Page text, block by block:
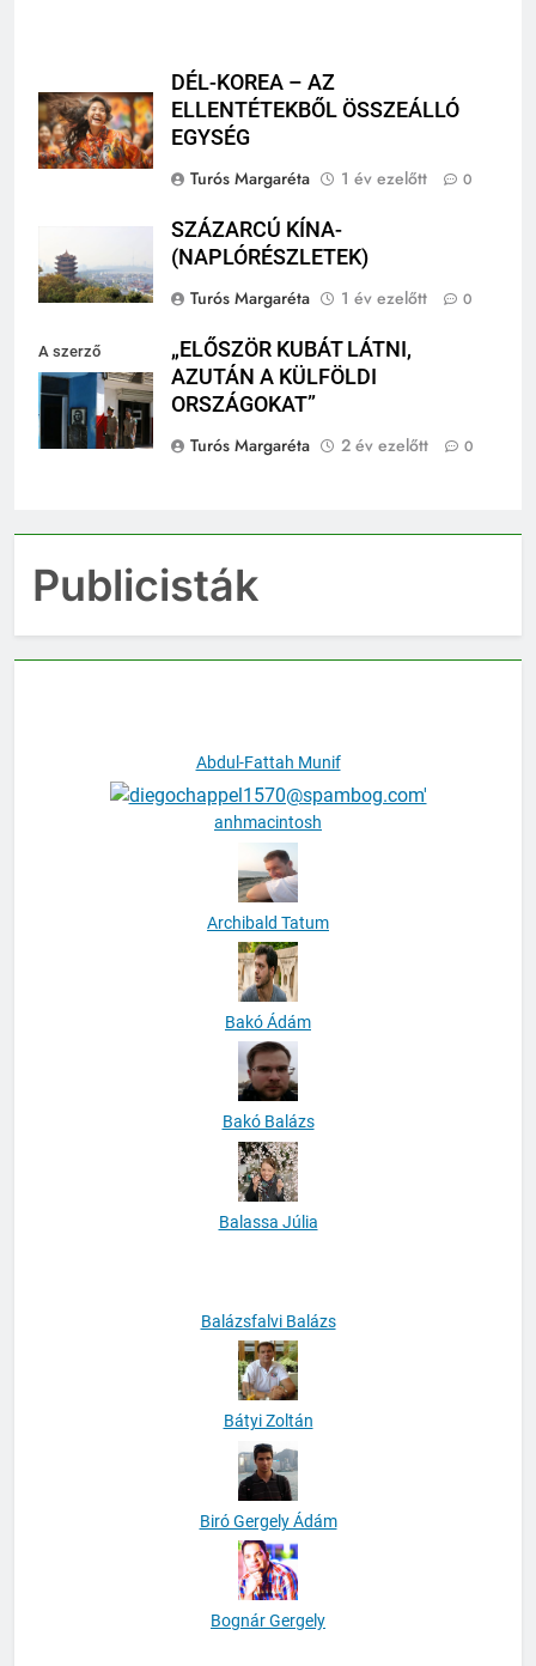
DÉL-KOREA – AZ
ELLENTÉTEKBŐL ÖSSZEÁLLÓ
SZÁZARCÚ KÍNA-
A szerző
felvétele
„ELŐSZÖR KUBÁT LÁTNI,
AZUTÁN A KÜLFÖLDI
Publicisták
Abdul-Fattah Munif
anhmacintosh
Archibald Tatum
Bakó Ádám
Bakó Balázs
Balázsfalvi Balázs
Bátyi Zoltán
Biró Gergely Ádám